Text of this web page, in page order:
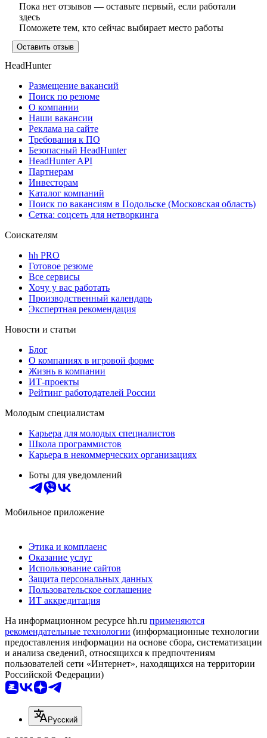
Пока нет отзывов — оставьте первый, если работали
здесь
Поможете тем, кто сейчас выбирает место работы
Оставить отзыв
HeadHunter
Размещение вакансий
Поиск по резюме
О компании
Наши вакансии
Реклама на сайте
Требования к ПО
Безопасный HeadHunter
HeadHunter API
Партнерам
Инвесторам
Каталог компаний
Поиск по вакансиям в Подольске (Московская область)
Сетка: соцсеть для нетворкинга
Соискателям
hh PRO
Готовое резюме
Все сервисы
Хочу у вас работать
Производственный календарь
Экспертная рекомендация
Новости и статьи
Блог
О компаниях в игровой форме
Жизнь в компании
ИТ-проекты
Рейтинг работодателей России
Молодым специалистам
Карьера для молодых специалистов
Школа программистов
Карьера в некоммерческих организациях
Боты для уведомлений
Мобильное приложение
Этика и комплаенс
Оказание услуг
Использование сайтов
Защита персональных данных
Пользовательское соглашение
ИТ аккредитация
На информационном ресурсе hh.ru применяются
рекомендательные технологии (информационные технологии
предоставления информации на основе сбора, систематизации
и анализа сведений, относящихся к предпочтениям
пользователей сети «Интернет», находящихся на территории
Российской Федерации)
Русский